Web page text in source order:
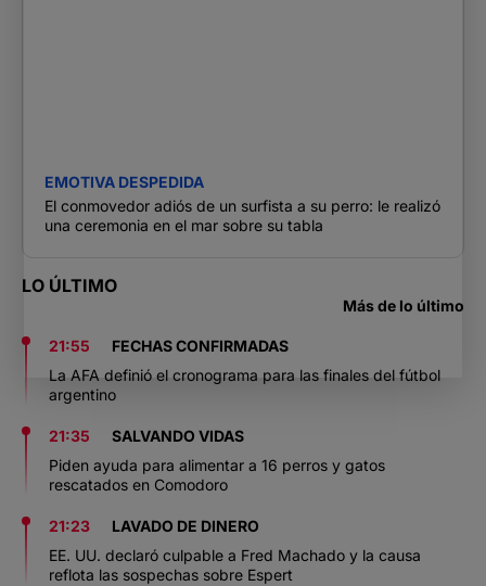
EMOTIVA DESPEDIDA
El conmovedor adiós de un surfista a su perro: le realizó
una ceremonia en el mar sobre su tabla
LO ÚLTIMO
Más de lo último
21:55
FECHAS CONFIRMADAS
La AFA definió el cronograma para las finales del fútbol
argentino
21:35
SALVANDO VIDAS
Piden ayuda para alimentar a 16 perros y gatos
rescatados en Comodoro
21:23
LAVADO DE DINERO
EE. UU. declaró culpable a Fred Machado y la causa
reflota las sospechas sobre Espert